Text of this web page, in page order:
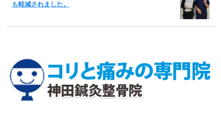
も軽減されました。